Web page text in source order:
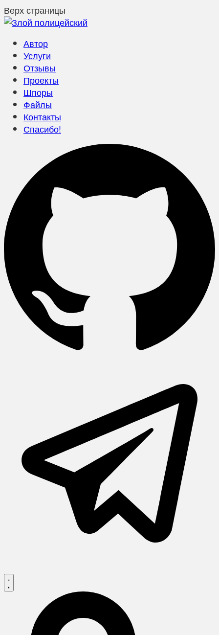
Верх страницы
Автор
Услуги
Отзывы
Проекты
Шпоры
Файлы
Контакты
Спасибо!